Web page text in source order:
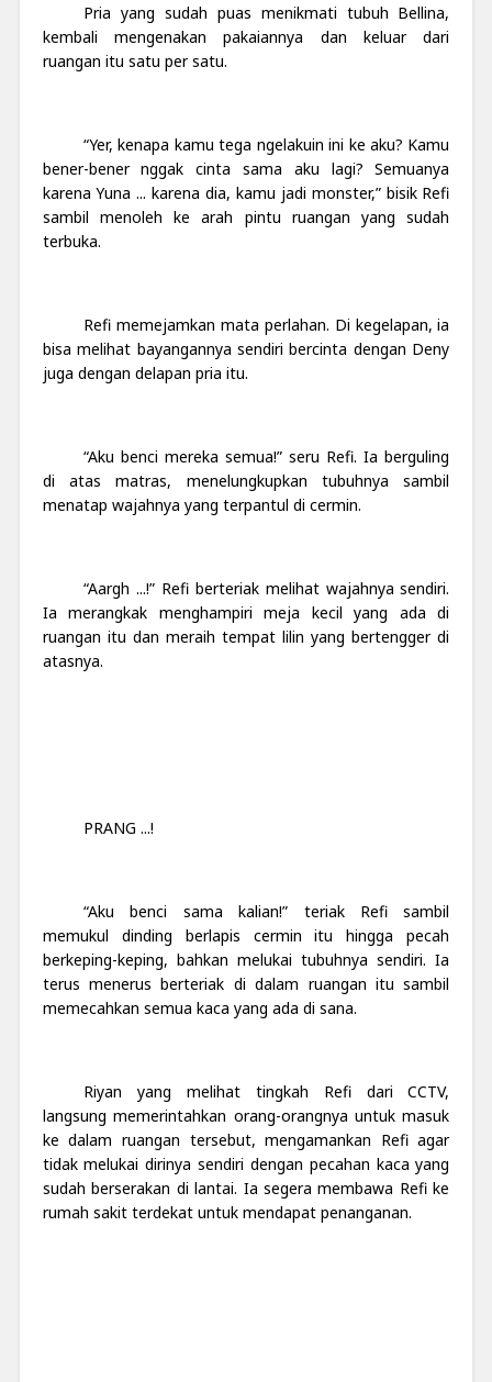
Pria yang sudah puas menikmati tubuh Bellina,
kembali mengenakan pakaiannya dan keluar dari
ruangan itu satu per satu.
“Yer, kenapa kamu tega ngelakuin ini ke aku? Kamu
bener-bener nggak cinta sama aku lagi? Semuanya
karena Yuna ... karena dia, kamu jadi monster,” bisik Refi
sambil menoleh ke arah pintu ruangan yang sudah
terbuka.
Refi memejamkan mata perlahan. Di kegelapan, ia
bisa melihat bayangannya sendiri bercinta dengan Deny
juga dengan delapan pria itu.
“Aku benci mereka semua!” seru Refi. Ia berguling
di atas matras, menelungkupkan tubuhnya sambil
menatap wajahnya yang terpantul di cermin.
“Aargh ...!” Refi berteriak melihat wajahnya sendiri.
Ia merangkak menghampiri meja kecil yang ada di
ruangan itu dan meraih tempat lilin yang bertengger di
atasnya.
PRANG ...!
“Aku benci sama kalian!” teriak Refi sambil
memukul dinding berlapis cermin itu hingga pecah
berkeping-keping, bahkan melukai tubuhnya sendiri. Ia
terus menerus berteriak di dalam ruangan itu sambil
memecahkan semua kaca yang ada di sana.
Riyan yang melihat tingkah Refi dari CCTV,
langsung memerintahkan orang-orangnya untuk masuk
ke dalam ruangan tersebut, mengamankan Refi agar
tidak melukai dirinya sendiri dengan pecahan kaca yang
sudah berserakan di lantai. Ia segera membawa Refi ke
rumah sakit terdekat untuk mendapat penanganan.